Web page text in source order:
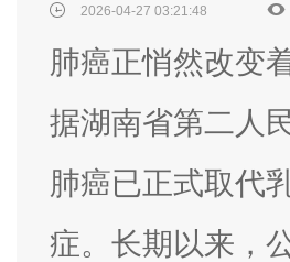
2026-04-27 03:21:48
肺癌正悄然改变
据湖南省第二人
肺癌已正式取代
症。长期以来，